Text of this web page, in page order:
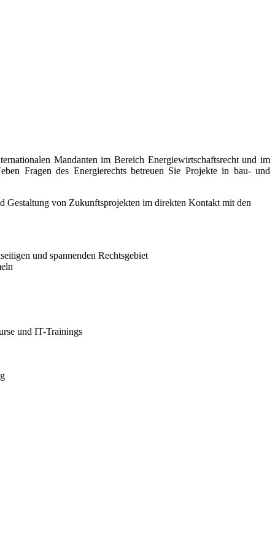
Mandanten im Bereich Energiewirtschaftsrecht und im
Fragen des Energierechts betreuen Sie Projekte in bau- und
Gestaltung von Zukunftsprojekten im direkten Kontakt mit den
und spannenden Rechtsgebiet
und IT-Trainings